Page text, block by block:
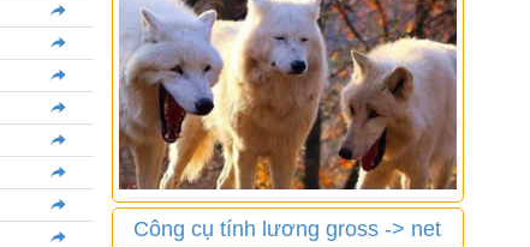
Công cụ tính lương gross -> net